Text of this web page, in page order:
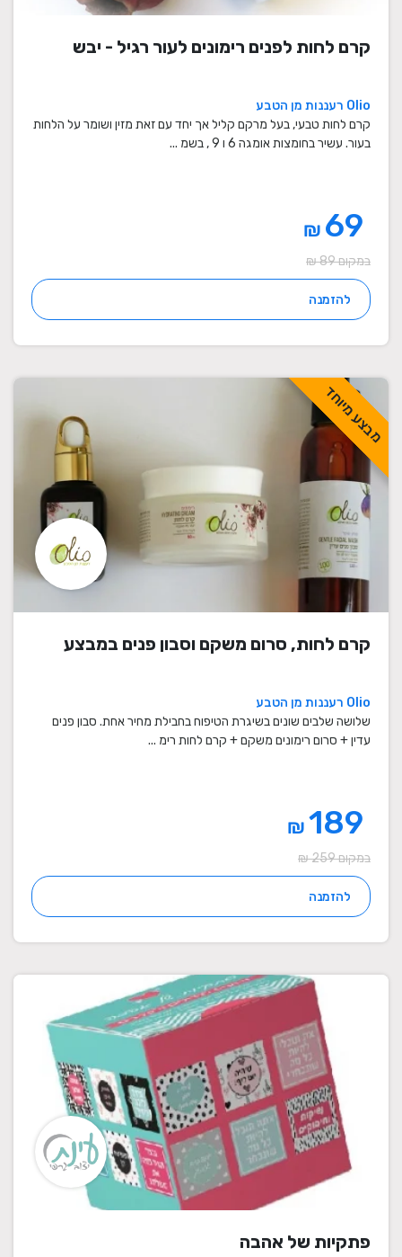
קרם לחות לפנים רימונים לעור רגיל - יבש
Olio רעננות מן הטבע
קרם לחות טבעי, בעל מרקם קליל אך יחד עם זאת מזין ושומר על הלחות
בעור. עשיר בחומצות אומגה 6 ו 9 , בשמ ...
₪
במקום 89 ₪
להזמנה
מבצע מיוחד
קרם לחות, סרום משקם וסבון פנים במבצע
Olio רעננות מן הטבע
שלושה שלבים שונים בשיגרת הטיפוח בחבילת מחיר אחת. סבון פנים
עדין + סרום רימונים משקם + קרם לחות רימ ...
₪
במקום 259 ₪
להזמנה
פתקיות של אהבה